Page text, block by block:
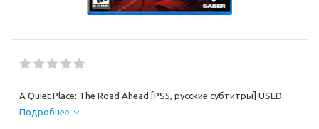
A Quiet Place: The Road Ahead [PS5, русские субтитры] USED
Подробнее